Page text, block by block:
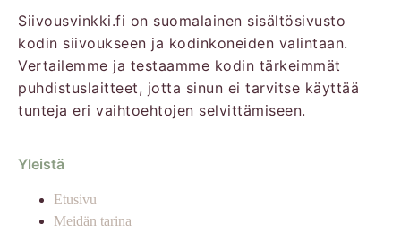
Siivousvinkki.fi on suomalainen sisältösivusto
kodin siivoukseen ja kodinkoneiden valintaan.
Vertailemme ja testaamme kodin tärkeimmät
puhdistuslaitteet, jotta sinun ei tarvitse käyttää
tunteja eri vaihtoehtojen selvittämiseen.
Yleistä
Etusivu
Meidän tarina